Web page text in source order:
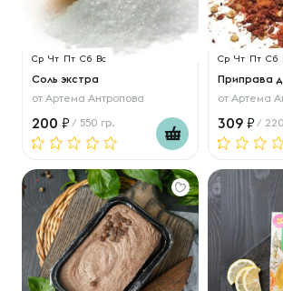
Ср Чт Пт Сб Вс
Соль экстра
от Артема Антропова
200 / 550 гр.
Ср Чт Пт Сб
Приправа
от Артема
309 /